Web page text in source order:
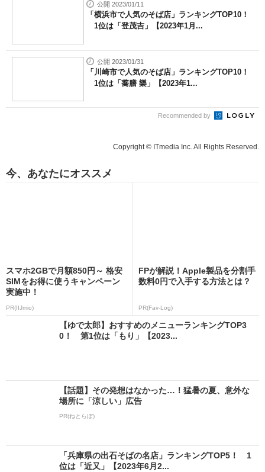
公開 2023/01/11
「横浜市で人気のそば店」ランキングTOP10！
1位は「登茂吉」【2023年1月...
公開 2023/01/31
「川崎市で人気のそば店」ランキングTOP10！
1位は「蕎膳 樂」【2023年1...
Recommended by
Copyright © ITmedia Inc. All Rights Reserved.
今、あなたにオススメ
スマホ2GBで月額850円～ 格安
SIMをお得に使うキャンペーン
実施中！
PR(IIJmio)
FPが解説！Apple製品を分割手
数料0円で入手する方法とは？
PR(Fav-Log)
【ゆで太郎】おすすめのメニューランキングTOP3
0！ 第1位は「もり」【2023...
【話題】その発想はなかった…！猛暑の夏、意外な
場所に「涼しい」広告
PR(ねとらぼ)
「兵庫県の出石そばの名店」ランキングTOP5！ 1
位は「近又」【2023年6月2...